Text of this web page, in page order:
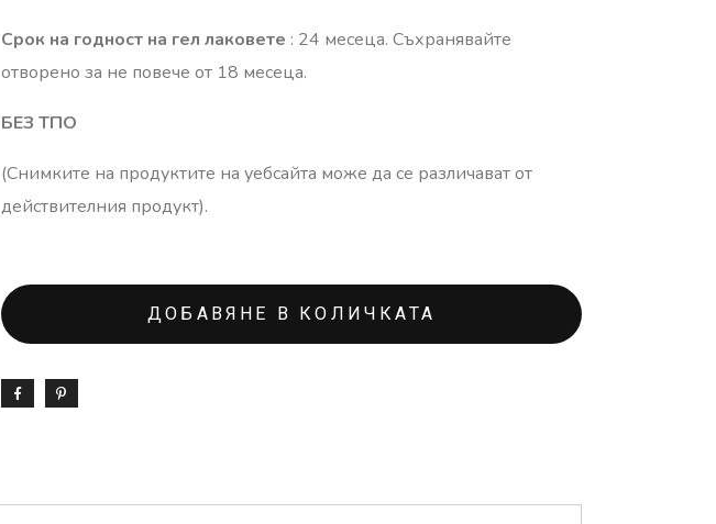
Срок на годност на гел лаковете : 24 месеца. Съхранявайте
отворено за не повече от 18 месеца.
БЕЗ ТПО
(Снимките на продуктите на уебсайта може да се различават от
действителния продукт).
ДОБАВЯНЕ В КОЛИЧКАТА